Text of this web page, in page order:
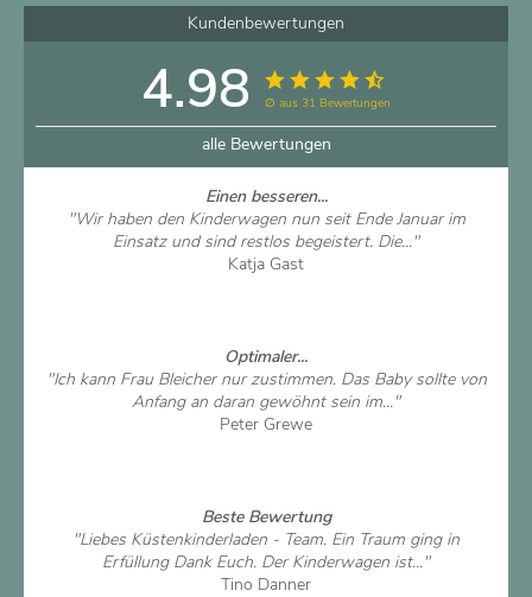
Kundenbewertungen
4.98 ∅ aus 31 Bewertungen
alle Bewertungen
Einen besseren...
"Wir haben den Kinderwagen nun seit Ende Januar im
Einsatz und sind restlos begeistert. Die..."
Katja Gast
Optimaler...
"Ich kann Frau Bleicher nur zustimmen. Das Baby sollte von
Anfang an daran gewöhnt sein im..."
Peter Grewe
Beste Bewertung
"Liebes Küstenkinderladen - Team. Ein Traum ging in
Erfüllung Dank Euch. Der Kinderwagen ist..."
Tino Danner